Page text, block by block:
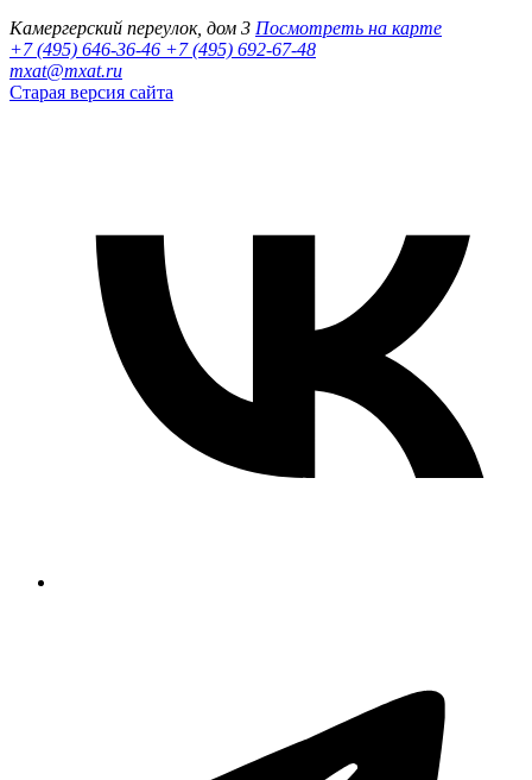
Камергерский переулок, дом 3 Посмотреть на карте
+7 (495) 646-36-46 +7 (495) 692-67-48‬
mxat@mxat.ru
Старая версия сайта